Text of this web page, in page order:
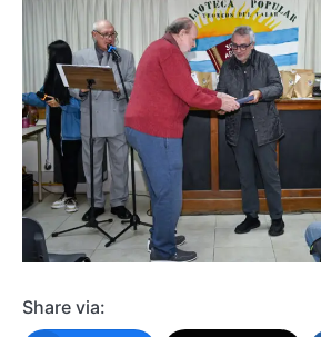
Share via: